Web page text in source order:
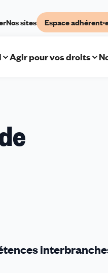
Nos sites Espace
Agir pour vos droits